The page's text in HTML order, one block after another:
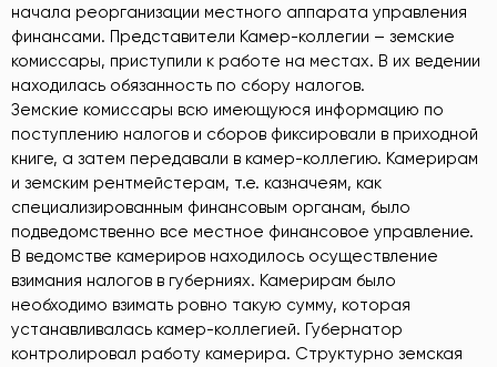
начала реорганизации местного аппарата управления
финансами. Представители Камер-коллегии – земские
комиссары, приступили к работе на местах. В их ведении
находилась обязанность по сбору налогов.
Земские комиссары всю имеющуюся информацию по
поступлению налогов и сборов фиксировали в приходной
книге, а затем передавали в камер-коллегию. Камерирам
и земским рентмейстерам, т.е. казначеям, как
специализированным финансовым органам, было
подведомственно все местное финансовое управление.
В ведомстве камериров находилось осуществление
взимания налогов в губерниях. Камерирам было
необходимо взимать ровно такую сумму, которая
устанавливалась камер-коллегией. Губернатор
контролировал работу камерира. Структурно земская